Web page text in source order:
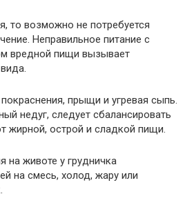
то возможно не потребуется
Неправильное питание с
вредной пищи вызывает
прыщи и угревая сыпь.
недуг, следует сбалансировать
жирной, острой и сладкой пищи.
животе у грудничка
на смесь, холод, жару или